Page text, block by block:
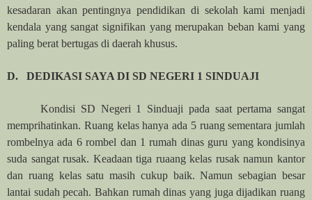
kesadaran akan pentingnya pendidikan di sekolah kami menjadi
kendala yang sangat signifikan yang merupakan beban kami yang
paling berat bertugas di daerah khusus.
D. DEDIKASI SAYA DI SD NEGERI 1 SINDUAJI
Kondisi SD Negeri 1 Sinduaji pada saat pertama sangat
memprihatinkan. Ruang kelas hanya ada 5 ruang sementara jumlah
rombelnya ada 6 rombel dan 1 rumah dinas guru yang kondisinya
suda sangat rusak. Keadaan tiga ruaang kelas rusak namun kantor
dan ruang kelas satu masih cukup baik. Namun sebagian besar
lantai sudah pecah. Bahkan rumah dinas yang juga dijadikan ruang